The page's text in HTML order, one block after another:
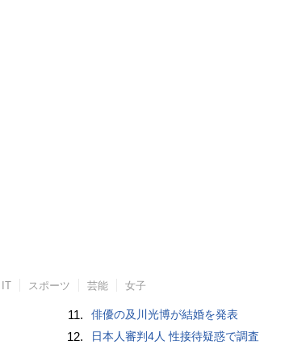
IT スポーツ 芸能 女子
11. 俳優の及川光博が結婚を発表
12. 日本人審判4人 性接待疑惑で調査